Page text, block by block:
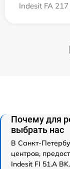
Indesit FA 217
Почему для
выбрать нас
В Санкт-
центров,
Indesit FI 51.A